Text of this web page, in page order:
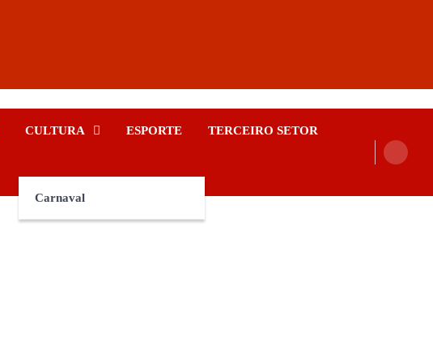
CULTURA
Carnaval
ESPORTE TERCEIRO SETOR